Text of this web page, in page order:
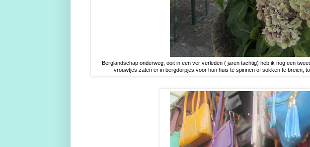
Berglandschap onderweg, ooit in een ver verleden ( jaren tachtig) heb ik nog een
vrouwtjes zaten er in bergdorpjes voor hun huis te spinnen of sokken te breien,